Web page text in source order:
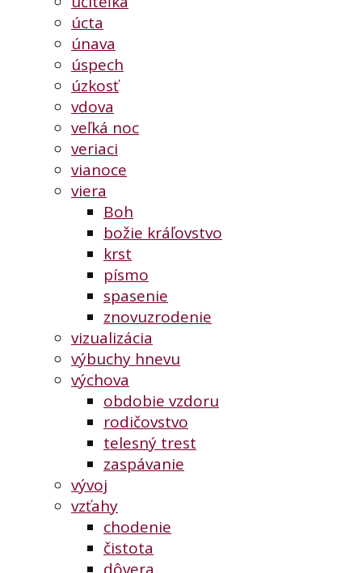
úcta
únava
úspech
úzkosť
vdova
veľká noc
veriaci
vianoce
viera
Boh
božie kráľovstvo
krst
písmo
spasenie
znovuzrodenie
vizualizácia
výbuchy hnevu
výchova
obdobie vzdoru
rodičovstvo
telesný trest
zaspávanie
vývoj
vzťahy
chodenie
čistota
dôvera